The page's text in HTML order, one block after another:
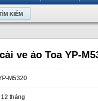
ve áo Toa YP-
M5320
12 tháng